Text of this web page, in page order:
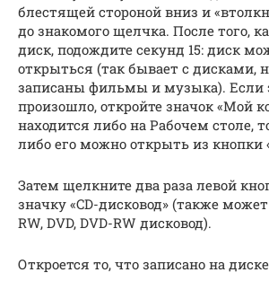
блестящей стороной вниз и
до знакомого щелчка. После того,
диск, подождите секунд 15: диск
открыться (так бывает с дисками,
записаны фильмы и музыка). Если
произошло, откройте значок «Мой
находится либо на Рабочем столе,
либо его можно открыть из кнопки
Затем щелкните два раза левой
значку «CD-дисковод» (также
RW, DVD, DVD-RW дисковод).
Откроется то, что записано на